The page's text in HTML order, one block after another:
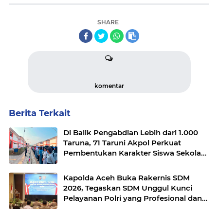
SHARE
komentar
Berita Terkait
Di Balik Pengabdian Lebih dari 1.000
Taruna, 71 Taruni Akpol Perkuat
Pembentukan Karakter Siswa Sekolah
Kapolda Aceh Buka Rakernis SDM
2026, Tegaskan SDM Unggul Kunci
Pelayanan Polri yang Profesional dan